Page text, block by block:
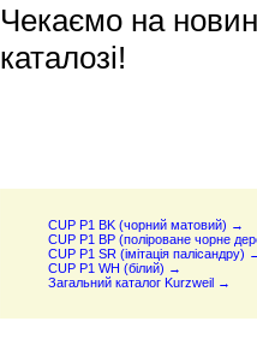
Чекаємо на
каталозі!
CUP P1 BK (чорний матовий) →
CUP P1 BP (поліроване чорне
CUP P1 SR (імітація палісандру)
CUP P1 WH (білий) →
Загальний каталог Kurzweil →